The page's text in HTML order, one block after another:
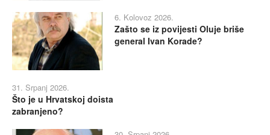
6. Kolovoz 2026.
Zašto se iz povijesti Oluje briše
general Ivan Korade?
31. Srpanj 2026.
Što je u Hrvatskoj doista
zabranjeno?